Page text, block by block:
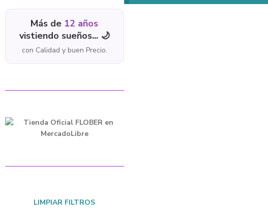
Más de 12 años
vistiendo sueños... 🌙
con Calidad y buen Precio.
LIMPIAR FILTROS